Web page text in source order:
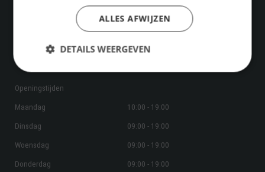
1082 LB Amsterdam
Privacybeleid
Openingstijden
Maandag
10:00 - 19:00
Dinsdag
09:00 - 19:00
Woensdag
09:00 - 19:00
Donderdag
09:00 - 19:00
ALLES AFWIJZEN
DETAILS WEERGEVEN